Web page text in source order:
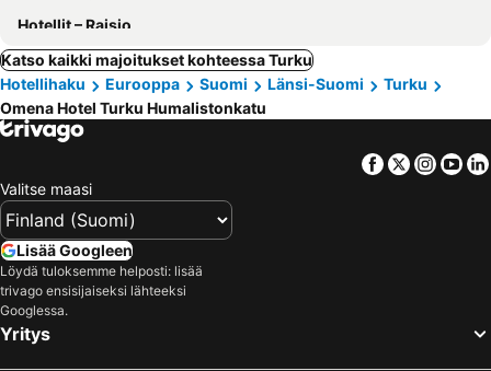
Hotellit – Raisio
Katso kaikki majoitukset kohteessa Turku
Hotellihaku
Eurooppa Suomi Länsi-Suomi
Turku
Omena Hotel Turku Humalistonkatu
Facebook
Twitter
Valitse maasi
Lisää Googleen
Löydä tuloksemme helposti: lisää
trivago ensisijaiseksi lähteeksi
Googlessa.
Yritys